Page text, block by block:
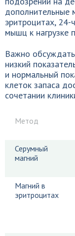
дополнительные
эритроцитах, 24-
мышц к нагрузке
Важно
низкий
и нормальный
клеток запаса
сочетании
Метод
Серумный
магний
Магний в
эритроцитах